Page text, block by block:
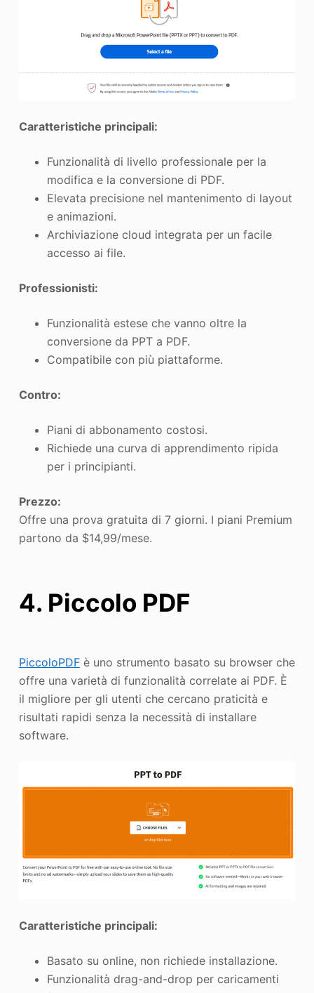
Caratteristiche principali:
Funzionalità di livello professionale per la
modifica e la conversione di PDF.
Elevata precisione nel mantenimento di layout
e animazioni.
Archiviazione cloud integrata per un facile
accesso ai file.
Professionisti:
Funzionalità estese che vanno oltre la
conversione da PPT a PDF.
Compatibile con più piattaforme.
Contro:
Piani di abbonamento costosi.
Richiede una curva di apprendimento ripida
per i principianti.
Prezzo:
Offre una prova gratuita di 7 giorni. I piani Premium
partono da $14,99/mese.
4. Piccolo PDF
PiccoloPDFè uno strumento basato su browser che
offre una varietà di funzionalità correlate ai PDF. È
il migliore per gli utenti che cercano praticità e
risultati rapidi senza la necessità di installare
software.
Caratteristiche principali:
Basato su online, non richiede installazione.
Funzionalità drag-and-drop per caricamenti